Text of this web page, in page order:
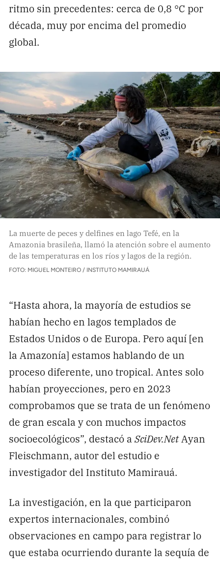
ritmo sin precedentes: cerca de 0,8 °C por
década, muy por encima del promedio
global.
La muerte de peces y delfines en lago Tefé, en la
Amazonia brasileña, llamó la atención sobre el aumento
de las temperaturas en los ríos y lagos de la región.
FOTO: MIGUEL MONTEIRO / INSTITUTO MAMIRAUÁ
“Hasta ahora, la mayoría de estudios se
habían hecho en lagos templados de
Estados Unidos o de Europa. Pero aquí [en
la Amazonía] estamos hablando de un
proceso diferente, uno tropical. Antes solo
habían proyecciones, pero en 2023
comprobamos que se trata de un fenómeno
de gran escala y con muchos impactos
socioecológicos”, destacó a SciDev.NetAyan
Fleischmann, autor del estudio e
investigador del Instituto Mamirauá.
La investigación, en la que participaron
expertos internacionales, combinó
observaciones en campo para registrar lo
que estaba ocurriendo durante la sequía de